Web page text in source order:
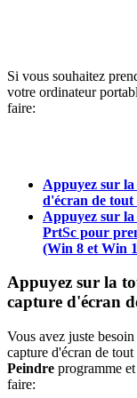
Si vous souhaitez
votre ordinateur
faire:
Appuyez sur
d'écran de tout
Appuyez sur
PrtSc pour
(Win 8 et Win
Appuyez sur la
capture d'écran
Vous avez juste
capture d'écran de
Peindre programme
faire: